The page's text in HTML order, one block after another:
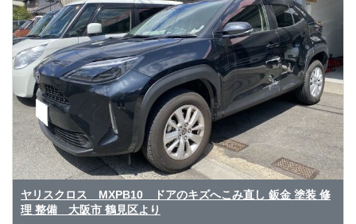
ヤリスクロス MXPB10 ドアのキズへこみ直し 鈑金 塗装 修
理 整備 大阪市 鶴見区より